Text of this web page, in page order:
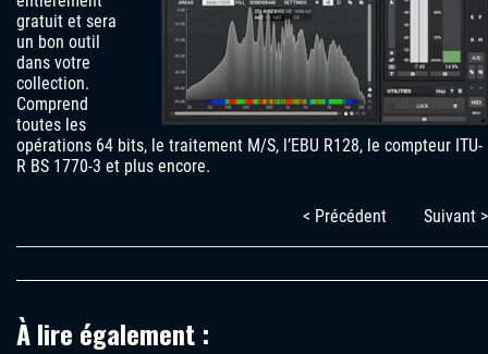
gratuit et sera
un bon outil
dans votre
collection.
Comprend
toutes les
opérations 64 bits, le traitement M/S, l’EBU R128, le compteur ITU-
R BS 1770-3 et plus encore.
< Précédent Suivant >
À lire également :